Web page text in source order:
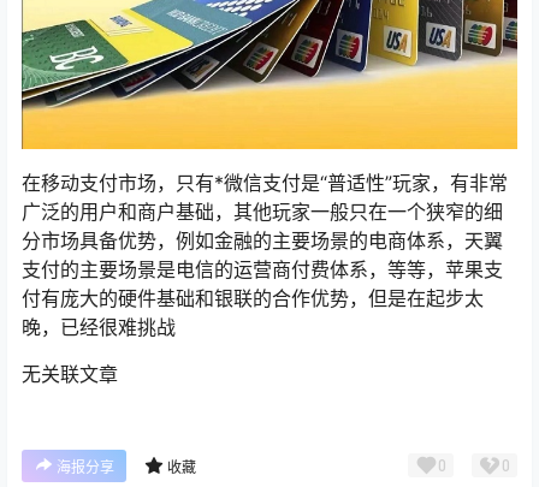
在移动支付市场，只有*微信支付是“普适性”玩家，有非常
广泛的用户和商户基础，其他玩家一般只在一个狭窄的细
分市场具备优势，例如金融的主要场景的电商体系，天翼
支付的主要场景是电信的运营商付费体系，等等，苹果支
付有庞大的硬件基础和银联的合作优势，但是在起步太
晚，已经很难挑战
无关联文章
海报分享 收藏 0 0